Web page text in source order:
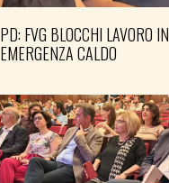
PD: FVG BLOCCHI LAVORO IN
EMERGENZA CALDO